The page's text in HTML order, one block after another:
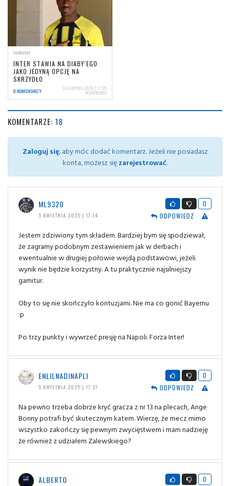
TRANSFERY
INTER STAWIA NA DIABY’EGO
JAKO JEDYNĄ OPCJĘ NA
SKRZYDŁO
0 KOMENTARZY 6 SIERPNIA 2026 | 11:05
NERIOCORSI
KOMENTARZE: 18
Zaloguj się, aby móc dodać komentarz. Jeżeli nie posiadasz
konta, możesz sięzarejestrować.
ML9320
5 KWIETNIA 2025 | 17:14
0
ODPOWIEDZ
Jestem zdziwiony tym składem. Bardziej bym się spodziewał,
że zagramy podobnym zestawieniem jak w derbach i
ewentualnie w drugiej połowie wejdą podstawowi, jeżeli
wynik nie będzie korzystny. A tu praktycznie najsilniejszy
garnitur.
Oby to się nie skończyło kontuzjami. Nie ma co gonić Bayernu
:p
Po trzy punkty i wywrzeć presję na Napoli. Forza Inter!
ENLILNADINAPLI
5 KWIETNIA 2025 | 17:27
0
ODPOWIEDZ
Na pewno trzeba dobrze kryć gracza z nr 13 na plecach, Ange
Bonny potrafi być skutecznym katem. Wierzę, że mecz mimo
wszystko zakończy się pewnym zwycięstwem i mam nadzieję
że również z udziałem Zalewskiego?
ALBERTO
0